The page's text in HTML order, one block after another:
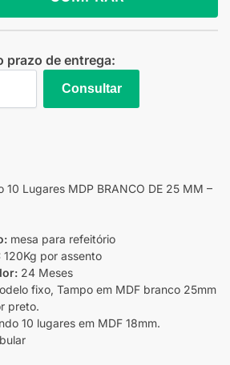
prazo de entrega:
Consultar
10 Lugares MDP BRANCO DE 25 MM –
mesa para refeitório
120Kg por assento
24 Meses
fixo, Tampo em MDF branco 25mm
preto.
10 lugares em MDF 18mm.